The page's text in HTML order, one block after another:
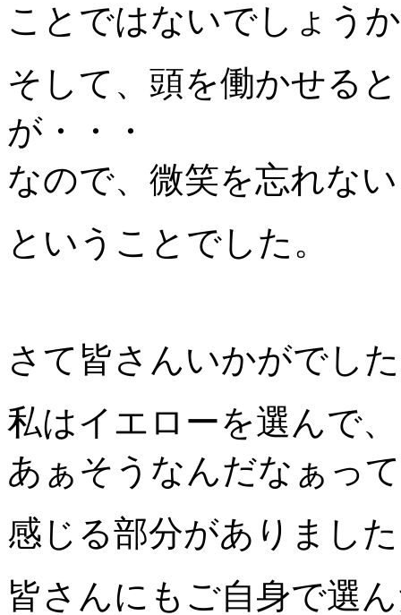
ことではないでしょう
そして、頭を働かせる
が・・・
なので、微笑を忘れない
ということでした。
さて皆さんいかがでし
私はイエローを選んで
あぁそうなんだなぁって
感じる部分がありまし
皆さんにもご自身で選